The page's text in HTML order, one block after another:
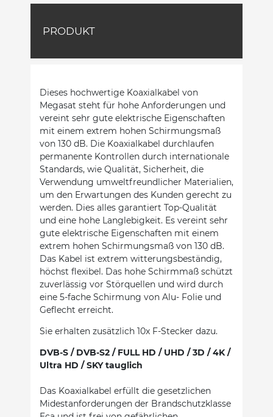
PRODUKT
Dieses hochwertige Koaxialkabel von
Megasat steht für hohe Anforderungen und
vereint sehr gute elektrische Eigenschaften
mit einem extrem hohen Schirmungsmaß
von 130 dB. Die Koaxialkabel durchlaufen
permanente Kontrollen durch internationale
Standards, wie Qualität, Sicherheit, die
Verwendung umweltfreundlicher Materialien,
um den Erwartungen des Kunden gerecht zu
werden. Dies alles garantiert Top-Qualität
und eine hohe Langlebigkeit. Es vereint sehr
gute elektrische Eigenschaften mit einem
extrem hohen Schirmungsmaß von 130 dB.
Das Kabel ist extrem witterungsbeständig,
höchst flexibel. Das hohe Schirmmaß schützt
zuverlässig vor Störquellen und wird durch
eine 5-fache Schirmung von Alu- Folie und
Geflecht erreicht.
Sie erhalten zusätzlich 10x F-Stecker dazu.
DVB-S / DVB-S2 / FULL HD / UHD / 3D / 4K /
Ultra HD / SKY tauglich
Das Koaxialkabel erfüllt die gesetzlichen
Midestanforderungen der Brandschutzklasse